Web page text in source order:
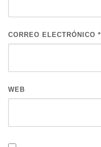
CORREO ELECTRÓNICO *
WEB